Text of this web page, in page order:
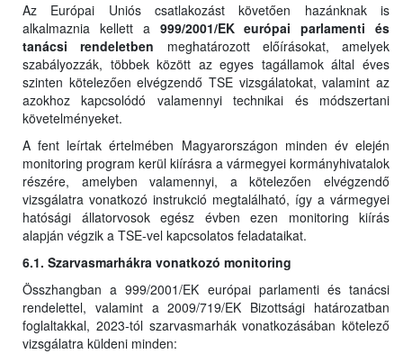
Az Európai Uniós csatlakozást követően hazánknak is
alkalmaznia kellett a 999/2001/EK európai parlamenti és
tanácsi rendeletben meghatározott előírásokat, amelyek
szabályozzák, többek között az egyes tagállamok által éves
szinten kötelezően elvégzendő TSE vizsgálatokat, valamint az
azokhoz kapcsolódó valamennyi technikai és módszertani
követelményeket.
A fent leírtak értelmében Magyarországon minden év elején
monitoring program kerül kiírásra a vármegyei kormányhivatalok
részére, amelyben valamennyi, a kötelezően elvégzendő
vizsgálatra vonatkozó instrukció megtalálható, így a vármegyei
hatósági állatorvosok egész évben ezen monitoring kiírás
alapján végzik a TSE-vel kapcsolatos feladataikat.
6.1. Szarvasmarhákra vonatkozó monitoring
Összhangban a 999/2001/EK európai parlamenti és tanácsi
rendelettel, valamint a 2009/719/EK Bizottsági határozatban
foglaltakkal, 2023-tól szarvasmarhák vonatkozásában kötelező
vizsgálatra küldeni minden: